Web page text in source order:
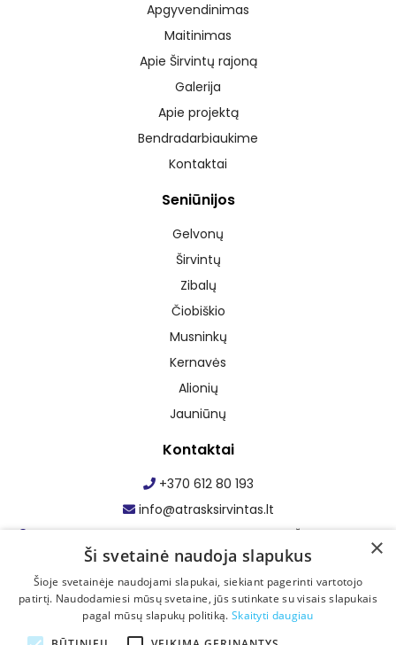
Apgyvendinimas
Maitinimas
Apie Širvintų rajoną
Galerija
Apie projektą
Bendradarbiaukime
Kontaktai
Seniūnijos
Gelvonų
Širvintų
Zibalų
Čiobiškio
Musninkų
Kernavės
Alionių
Jauniūnų
Kontaktai
+370 612 80 193
info@atrasksirvintas.lt
Maumedžio g. 1, Staškūniškio k., Zibalų sen., Širvintų r. sav.
Facebook: Atrask Širvintas
×
Ši svetainė naudoja slapukus
Šioje svetainėje naudojami slapukai, siekiant pagerinti vartotojo
patirtį. Naudodamiesi mūsų svetaine, jūs sutinkate su visais slapukais
pagal mūsų slapukų politiką. Skaityti daugiau